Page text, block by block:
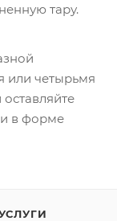
тару.
или четырьмя
в форме